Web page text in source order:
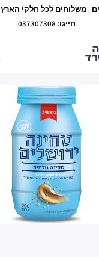
| משלוחים לכל חלקי
חייגו: 037307308